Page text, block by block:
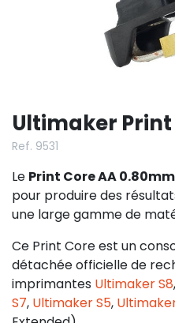
Ultimaker
Ref. 9531
Le Print Core AA
pour produire des
une large gamme de
Ce Print Core est un
détachée officielle de
imprimantes Ultimaker S8,
S7, Ultimaker S5,